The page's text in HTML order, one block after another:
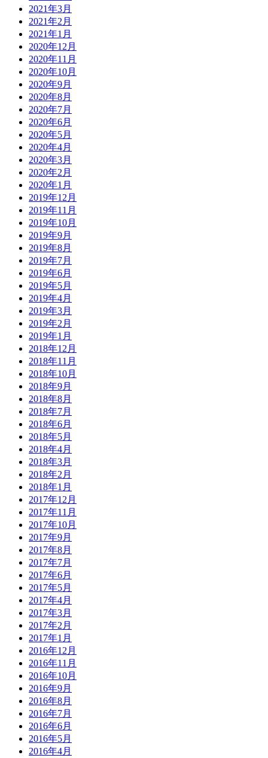
2021年3月
2021年2月
2021年1月
2020年12月
2020年11月
2020年10月
2020年9月
2020年8月
2020年7月
2020年6月
2020年5月
2020年4月
2020年3月
2020年2月
2020年1月
2019年12月
2019年11月
2019年10月
2019年9月
2019年8月
2019年7月
2019年6月
2019年5月
2019年4月
2019年3月
2019年2月
2019年1月
2018年12月
2018年11月
2018年10月
2018年9月
2018年8月
2018年7月
2018年6月
2018年5月
2018年4月
2018年3月
2018年2月
2018年1月
2017年12月
2017年11月
2017年10月
2017年9月
2017年8月
2017年7月
2017年6月
2017年5月
2017年4月
2017年3月
2017年2月
2017年1月
2016年12月
2016年11月
2016年10月
2016年9月
2016年8月
2016年7月
2016年6月
2016年5月
2016年4月